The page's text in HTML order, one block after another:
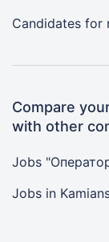
Candidates for
Compare
with other
Jobs
Jobs in